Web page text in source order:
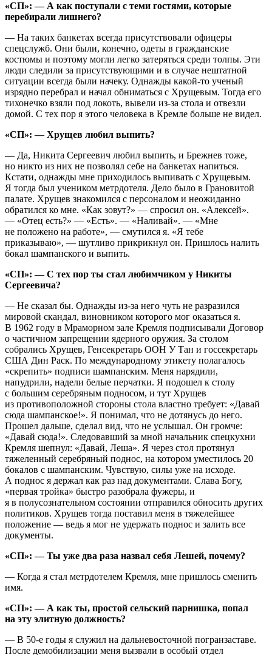
«СП»: — А как поступали с теми гостями, которые
перебирали лишнего?
— На таких банкетах всегда присутствовали офицеры
спецслужб. Они были, конечно, одеты в гражданские
костюмы и поэтому могли легко затеряться среди толпы. Эти
люди следили за присутствующими и в случае нештатной
ситуации всегда были начеку. Однажды какой-то ученый
изрядно перебрал и начал обниматься с Хрущевым. Тогда его
тихонечко взяли под локоть, вывели из-за стола и отвезли
домой. С тех пор я этого человека в Кремле больше не видел.
«СП»: — Хрущев любил выпить?
— Да, Никита Сергеевич любил выпить, и Брежнев тоже,
но никто из них не позволял себе на банкетах напиться.
Кстати, однажды мне приходилось выпивать с Хрущевым.
Я тогда был учеником метрдотеля. Дело было в Грановитой
палате. Хрущев знакомился с персоналом и неожиданно
обратился ко мне. «Как зовут?» — спросил он. «Алексей».
— «Отец есть?» — «Есть». — «Наливай». — «Мне
не положено на работе», — смутился я. «Я тебе
приказываю», — шутливо прикрикнул он. Пришлось налить
бокал шампанского и выпить.
«СП»: — С тех пор ты стал любимчиком у Никиты
Сергеевича?
— Не сказал бы. Однажды из-за него чуть не разразился
мировой скандал, виновником которого мог оказаться я.
В 1962 году в Мраморном зале Кремля подписывали Договор
о частичном запрещении ядерного оружия. За столом
собрались Хрущев, Генсекретарь ООН У Тан и госсекретарь
США Дин Раск. По международному этикету полагалось
«скрепить» подписи шампанским. Меня нарядили,
напудрили, надели белые перчатки. Я подошел к столу
с большим серебряным подносом, и тут Хрущев
из противоположной стороны стола властно требует: «Давай
сюда шампанское!». Я понимал, что не дотянусь до него.
Прошел дальше, сделал вид, что не услышал. Он громче:
«Давай сюда!». Следовавший за мной начальник спецкухни
Кремля шепнул: «Давай, Леша». Я через стол протянул
тяжеленный серебряный поднос, на котором уместилось 20
бокалов с шампанским. Чувствую, силы уже на исходе.
А поднос я держал как раз над документами. Слава Богу,
«первая тройка» быстро разобрала фужеры, и
я в полусознательном состоянии отправился обносить других
политиков. Хрущев тогда поставил меня в тяжелейшее
положение — ведь я мог не удержать поднос и залить все
документы.
«СП»: — Ты уже два раза назвал себя Лешей, почему?
— Когда я стал метрдотелем Кремля, мне пришлось сменить
имя.
«СП»: — А как ты, простой сельский парнишка, попал
на эту элитную должность?
— В 50-е годы я служил на дальневосточной погранзаставе.
После демобилизации меня вызвали в особый отдел